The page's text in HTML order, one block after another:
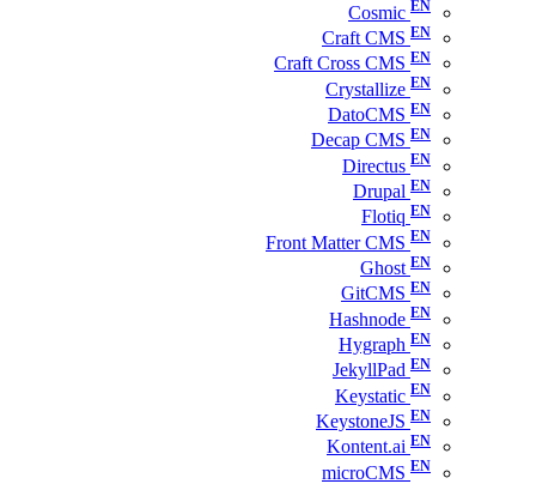
Cosmic
Craft CMS
Craft Cross CMS
Crystallize
DatoCMS
Decap CMS
Directus
Drupal
Flotiq
Front Matter CMS
Ghost
GitCMS
Hashnode
Hygraph
JekyllPad
Keystatic
KeystoneJS
Kontent.ai
microCMS